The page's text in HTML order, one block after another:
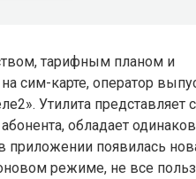
тарифным планом и
сим-карте, оператор
Утилита представляет
обладает
появилась
режиме, не все